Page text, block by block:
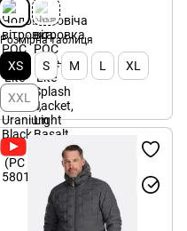
Розмірна таблиця
XS S M L XL
XXL